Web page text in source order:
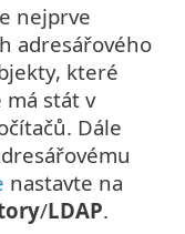
nejprve
adresářového
které
má stát v
Dále
nastavte na
/LDAP.